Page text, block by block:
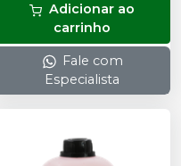
Adicionar ao
carrinho
Fale com
Especialista